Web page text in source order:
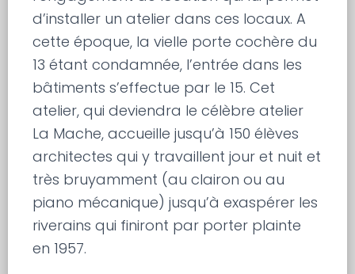
d’installer un atelier dans ces locaux. A
cette époque, la vielle porte cochère du
13 étant condamnée, l’entrée dans les
bâtiments s’effectue par le 15. Cet
atelier, qui deviendra le célèbre atelier
La Mache, accueille jusqu’à 150 élèves
architectes qui y travaillent jour et nuit et
très bruyamment (au clairon ou au
piano mécanique) jusqu’à exaspérer les
riverains qui finiront par porter plainte
en 1957.